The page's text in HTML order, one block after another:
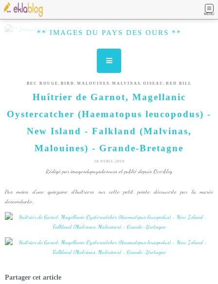
MENU
** IMAGES DU PAYS DES OURS **
BEC ROUGE , BIRD , MALOUINES , MALVINAS , OISEAU , RED BILL
Huîtrier de Garnot, Magellanic
Oystercatcher (Haematopus leucopodus) -
New Island - Falkland (Malvinas,
Malouines) - Grande-Bretagne
18 AVRIL 2019
Rédigé par imagesdupaysdesours et publié depuis Overblog
Pas moins d'une quinzaine d’huîtriers sur cette petit pointe découverte par la marée
descendante.
Partager cet article